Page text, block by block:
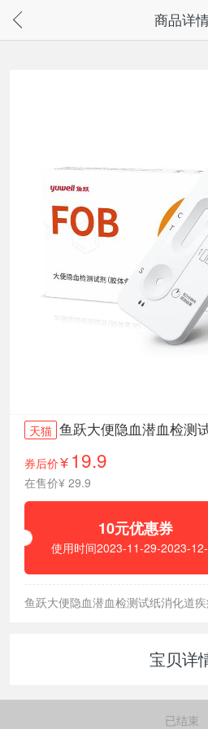
请通过微信或支付宝搜“奇兔客小程序”
商品详
天猫 鱼跃大便隐血潜血检测
券后价¥ 19.9
在售价¥ 29.9
10元优惠券
使用时间2023-11-29-2023-
鱼跃大便隐血潜血检测试纸消化道
宝贝详
已结束